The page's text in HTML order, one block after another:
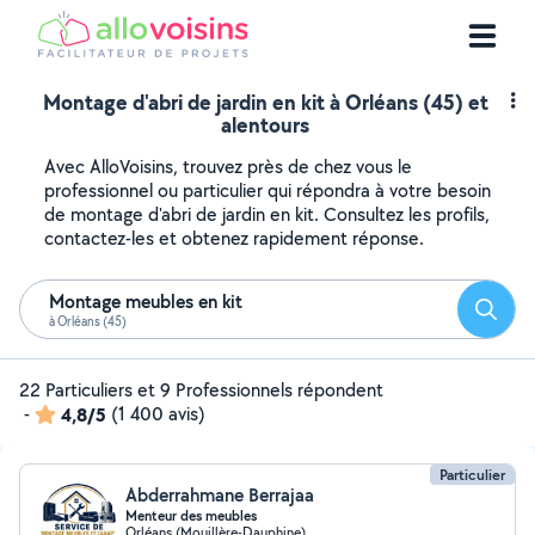
Montage d'abri de jardin en kit à Orléans (45) et
alentours
Avec AlloVoisins, trouvez près de chez vous le
professionnel ou particulier qui répondra à votre besoin
de montage d'abri de jardin en kit. Consultez les profils,
contactez-les et obtenez rapidement réponse.
Montage meubles en kit
à Orléans (45)
22 Particuliers et 9 Professionnels répondent
-
4,8/5 (1 400 avis)
Particulier
Abderrahmane Berrajaa
Menteur des meubles